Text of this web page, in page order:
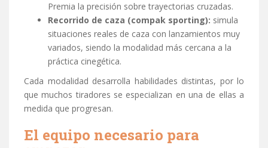
Premia la precisión sobre trayectorias cruzadas.
Recorrido de caza (compak sporting): simula
situaciones reales de caza con lanzamientos muy
variados, siendo la modalidad más cercana a la
práctica cinegética.
Cada modalidad desarrolla habilidades distintas, por lo
que muchos tiradores se especializan en una de ellas a
medida que progresan.
El equipo necesario para